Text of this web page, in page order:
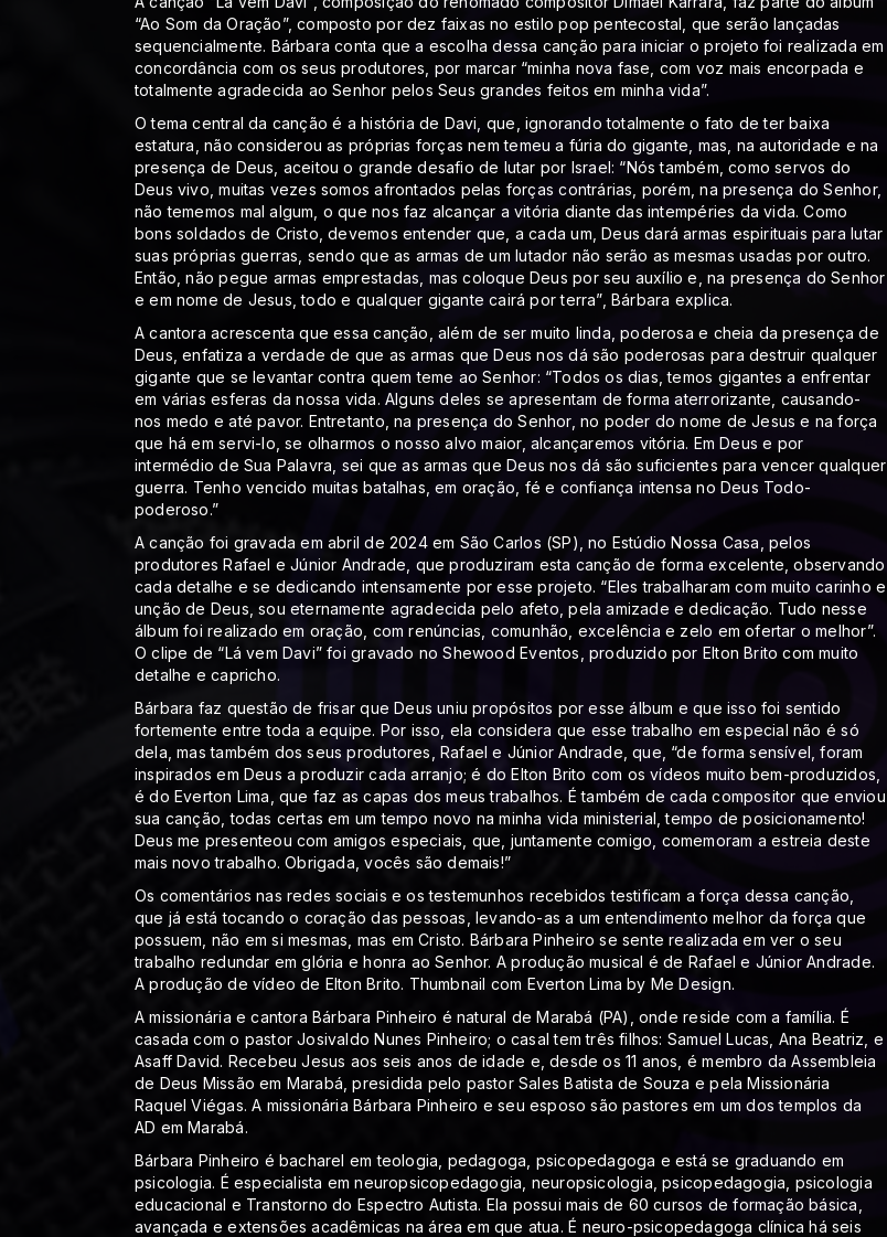
“Ao Som da Oração”, composto por dez faixas no estilo pop pentecostal, que serão lançadas
sequencialmente. Bárbara conta que a escolha dessa canção para iniciar o projeto foi realizada em
concordância com os seus produtores, por marcar “minha nova fase, com voz mais encorpada e
totalmente agradecida ao Senhor pelos Seus grandes feitos em minha vida”.
O tema central da canção é a história de Davi, que, ignorando totalmente o fato de ter baixa
estatura, não considerou as próprias forças nem temeu a fúria do gigante, mas, na autoridade e na
presença de Deus, aceitou o grande desafio de lutar por Israel: “Nós também, como servos do
Deus vivo, muitas vezes somos afrontados pelas forças contrárias, porém, na presença do Senhor,
não tememos mal algum, o que nos faz alcançar a vitória diante das intempéries da vida. Como
bons soldados de Cristo, devemos entender que, a cada um, Deus dará armas espirituais para lutar
suas próprias guerras, sendo que as armas de um lutador não serão as mesmas usadas por outro.
Então, não pegue armas emprestadas, mas coloque Deus por seu auxílio e, na presença do Senhor
e em nome de Jesus, todo e qualquer gigante cairá por terra”, Bárbara explica.
A cantora acrescenta que essa canção, além de ser muito linda, poderosa e cheia da presença de
Deus, enfatiza a verdade de que as armas que Deus nos dá são poderosas para destruir qualquer
gigante que se levantar contra quem teme ao Senhor: “Todos os dias, temos gigantes a enfrentar
em várias esferas da nossa vida. Alguns deles se apresentam de forma aterrorizante, causando-
nos medo e até pavor. Entretanto, na presença do Senhor, no poder do nome de Jesus e na força
que há em servi-lo, se olharmos o nosso alvo maior, alcançaremos vitória. Em Deus e por
intermédio de Sua Palavra, sei que as armas que Deus nos dá são suficientes para vencer qualquer
guerra. Tenho vencido muitas batalhas, em oração, fé e confiança intensa no Deus Todo-
poderoso.”
A canção foi gravada em abril de 2024 em São Carlos (SP), no Estúdio Nossa Casa, pelos
produtores Rafael e Júnior Andrade, que produziram esta canção de forma excelente, observando
cada detalhe e se dedicando intensamente por esse projeto. “Eles trabalharam com muito carinho e
unção de Deus, sou eternamente agradecida pelo afeto, pela amizade e dedicação. Tudo nesse
álbum foi realizado em oração, com renúncias, comunhão, excelência e zelo em ofertar o melhor”.
O clipe de “Lá vem Davi” foi gravado no Shewood Eventos, produzido por Elton Brito com muito
detalhe e capricho.
Bárbara faz questão de frisar que Deus uniu propósitos por esse álbum e que isso foi sentido
fortemente entre toda a equipe. Por isso, ela considera que esse trabalho em especial não é só
dela, mas também dos seus produtores, Rafael e Júnior Andrade, que, “de forma sensível, foram
inspirados em Deus a produzir cada arranjo; é do Elton Brito com os vídeos muito bem-produzidos,
é do Everton Lima, que faz as capas dos meus trabalhos. É também de cada compositor que enviou
sua canção, todas certas em um tempo novo na minha vida ministerial, tempo de posicionamento!
Deus me presenteou com amigos especiais, que, juntamente comigo, comemoram a estreia deste
mais novo trabalho. Obrigada, vocês são demais!”
Os comentários nas redes sociais e os testemunhos recebidos testificam a força dessa canção,
que já está tocando o coração das pessoas, levando-as a um entendimento melhor da força que
possuem, não em si mesmas, mas em Cristo. Bárbara Pinheiro se sente realizada em ver o seu
trabalho redundar em glória e honra ao Senhor. A produção musical é de Rafael e Júnior Andrade.
A produção de vídeo de Elton Brito. Thumbnail com Everton Lima by Me Design.
A missionária e cantora Bárbara Pinheiro é natural de Marabá (PA), onde reside com a família. É
casada com o pastor Josivaldo Nunes Pinheiro; o casal tem três filhos: Samuel Lucas, Ana Beatriz, e
Asaff David. Recebeu Jesus aos seis anos de idade e, desde os 11 anos, é membro da Assembleia
de Deus Missão em Marabá, presidida pelo pastor Sales Batista de Souza e pela Missionária
Raquel Viégas. A missionária Bárbara Pinheiro e seu esposo são pastores em um dos templos da
AD em Marabá.
Bárbara Pinheiro é bacharel em teologia, pedagoga, psicopedagoga e está se graduando em
psicologia. É especialista em neuropsicopedagogia, neuropsicologia, psicopedagogia, psicologia
educacional e Transtorno do Espectro Autista. Ela possui mais de 60 cursos de formação básica,
avançada e extensões acadêmicas na área em que atua. É neuro-psicopedagoga clínica há seis